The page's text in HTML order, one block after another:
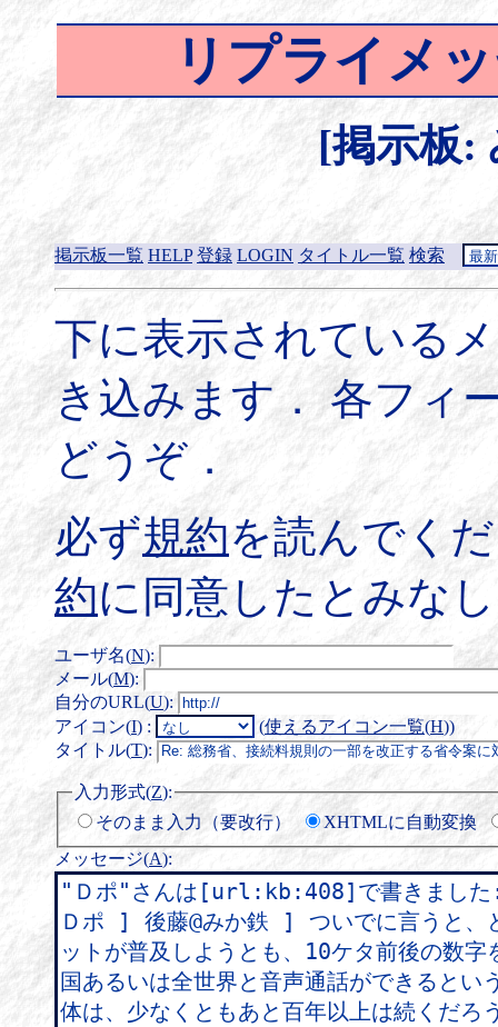
リプライメ
[掲示板:
掲示板一覧 HELP 登録 LOGIN タイトル一覧 検索
下に表示されている
き込みます． 各フィ
どうぞ．
必ず規約を読んでく
約に同意したとみな
ユーザ名(N):
メール(M):
自分のURL(U):
アイコン(I) : (使えるアイコン一覧(H))
タイトル(T):
入力形式(Z):
そのまま入力（要改行）
XHTMLに自動変換
メッセージ(A):